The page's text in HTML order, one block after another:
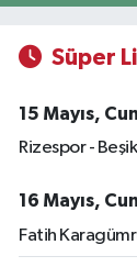
Süper
15 Mayıs,
Rizespor -
16 Mayıs,
Fatih